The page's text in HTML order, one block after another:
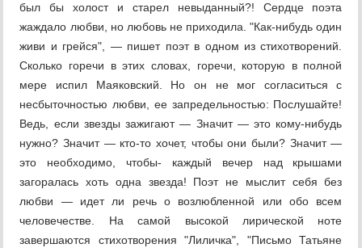
был бы холост и старел невыданный?! Сердце поэта
жаждало любви, но любовь не приходила. "Как-нибудь один
живи и грейся", — пишет поэт в одном из стихотворений.
Сколько горечи в этих словах, горечи, которую в полной
мере испил Маяковский. Но он не мог согласиться с
несбыточностью любви, ее запредельностью: Послушайте!
Ведь, если звезды зажигают — Значит — это кому-нибудь
нужно? Значит — кто-то хочет, чтобы они были? Значит —
это необходимо, чтобы- каждый вечер над крышами
загоралась хоть одна звезда! Поэт не мыслит себя без
любви — идет ли речь о возлюбленной или обо всем
человечестве. На самой высокой лирической ноте
завершаются стихотворения "Лиличка", "Письмо Татьяне